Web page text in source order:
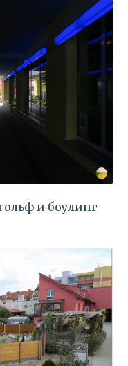
и боулинг